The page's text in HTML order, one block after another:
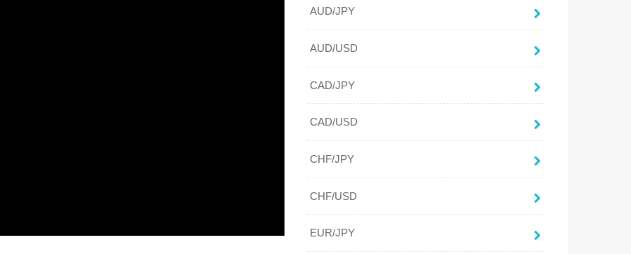
AUD/JPY
AUD/USD
CAD/JPY
CAD/USD
CHF/JPY
CHF/USD
EUR/JPY